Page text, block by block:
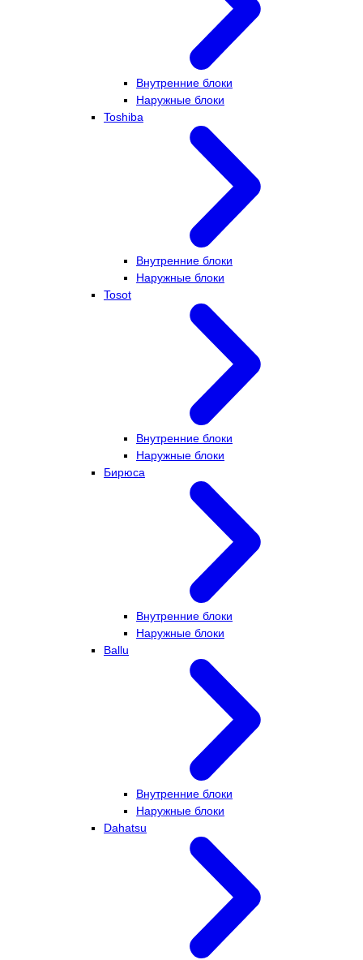
Внутренние блоки
Наружные блоки
Toshiba
Внутренние блоки
Наружные блоки
Tosot
Внутренние блоки
Наружные блоки
Бирюса
Внутренние блоки
Наружные блоки
Ballu
Внутренние блоки
Наружные блоки
Dahatsu